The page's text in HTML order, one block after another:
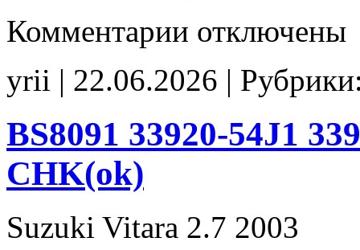
Комментарии записи
65P5
33980-
00001
tune
E2
отключены
yrii | 22.06.2026 |
BS8091 33920-54J1
CHK(ok)
Suzuki Vitara 2.7 2003